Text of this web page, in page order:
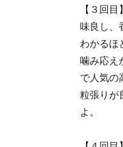
【３回
味良し、
わかるほ
噛み応え
で人気の
粒張りが
よ。